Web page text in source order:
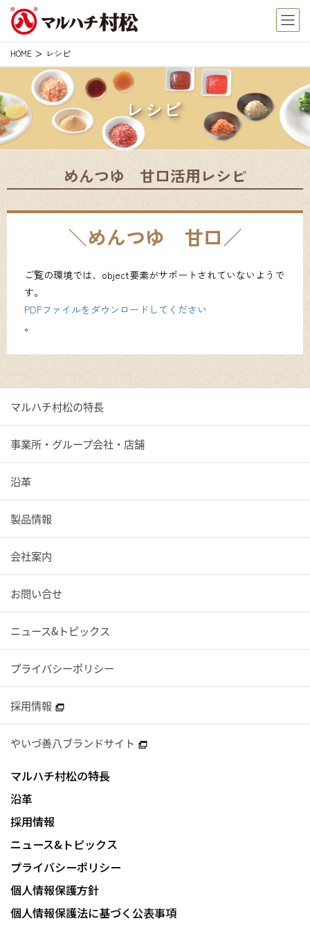
HOME レシピ
レシピ
めんつゆ 甘口活用レシピ
めんつゆ 甘口
ご覧の環境では、object要素がサポートされていないようで
す。
PDFファイルをダウンロードしてください
。
マルハチ村松の特長
事業所・グループ会社・店舗
沿革
製品情報
会社案内
お問い合せ
ニュース&トピックス
プライバシーポリシー
採用情報
やいづ善八ブランドサイト
マルハチ村松の特長
沿革
採用情報
ニュース&トピックス
プライバシーポリシー
個人情報保護方針
個人情報保護法に基づく公表事項